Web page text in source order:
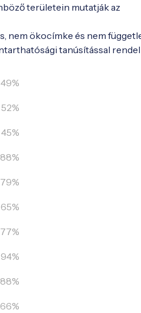
területein mutatják az
nem ökocímke és nem
tanúsítással
49%
52%
45%
88%
79%
65%
77%
94%
88%
66%